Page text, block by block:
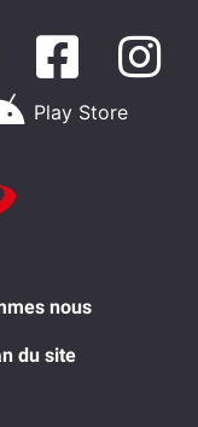
Play Store
nous
du site